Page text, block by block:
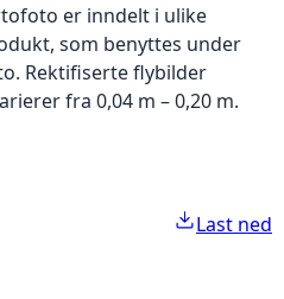
er inndelt i ulike
som benyttes under
Rektifiserte flybilder
fra 0,04 m – 0,20 m.
Last ned